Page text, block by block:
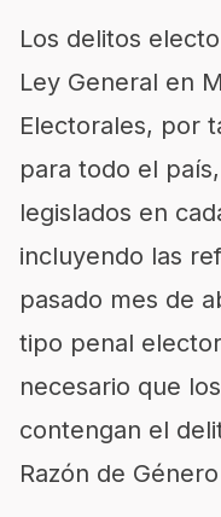
Los delitos
Ley General en
Electorales, por
para todo el
legislados en
incluyendo las
pasado mes de
tipo penal
necesario que
contengan el
Razón de